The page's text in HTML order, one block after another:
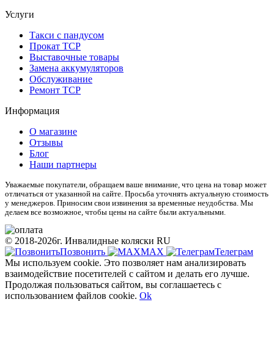
Услуги
Такси с пандусом
Прокат ТСР
Выставочные товары
Замена аккумуляторов
Обслуживание
Ремонт ТСР
Информация
О магазине
Отзывы
Блог
Наши партнеры
Уважаемые покупатели, обращаем ваше внимание, что цена на товар может
отличаться от указанной на сайте. Просьба уточнять актуальную стоимость
у менеджеров. Приносим свои извинения за временные неудобства. Мы
делаем все возможное, чтобы цены на сайте были актуальными.
© 2018-2026г. Инвалидные коляски RU
Позвонить
МАХ
Телеграм
Мы используем cookie. Это позволяет нам анализировать
взаимодействие посетителей с сайтом и делать его лучше.
Продолжая пользоваться сайтом, вы соглашаетесь с
использованием файлов cookie. Ok